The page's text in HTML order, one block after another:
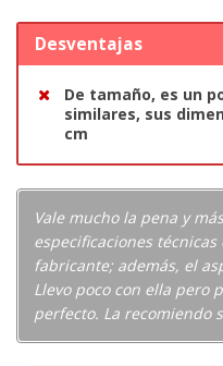
Desventajas
De tamaño, es un
similares, sus
cm
Vale mucho la pena y
especificaciones
fabricante; además, el
Llevo poco con ella pero
perfecto. La recomiendo